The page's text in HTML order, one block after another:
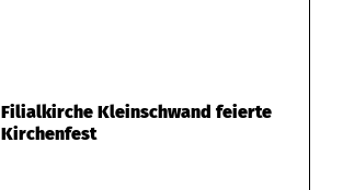
Filialkirche Kleinschwand feierte
Kirchenfest